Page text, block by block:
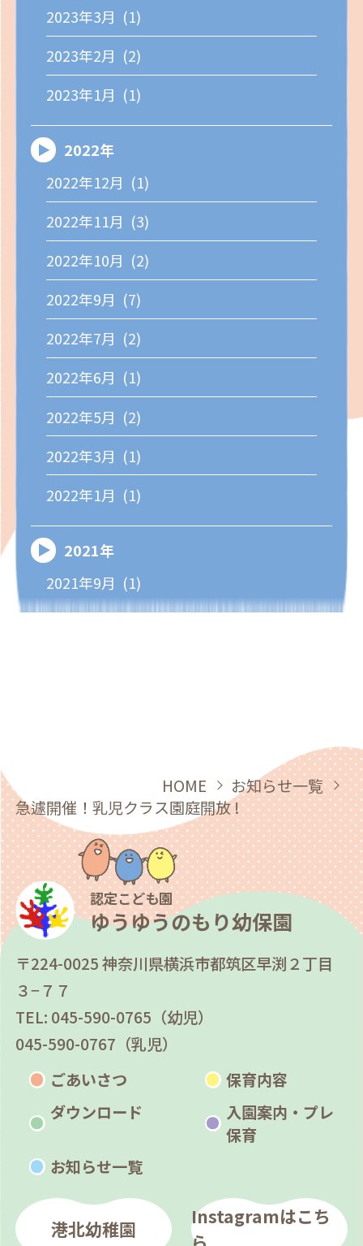
2023年3月 (1)
2023年2月 (2)
2023年1月 (1)
2022年
2022年12月 (1)
2022年11月 (3)
2022年10月 (2)
2022年9月 (7)
2022年7月 (2)
2022年6月 (1)
2022年5月 (2)
2022年3月 (1)
2022年1月 (1)
2021年
2021年9月 (1)
HOME
お知らせ一覧
急遽開催！乳児クラス園庭開放 !
認定こども園
ゆうゆうのもり幼保園
〒224-0025 神奈川県横浜市都筑区早渕２丁目
３−７７
TEL: 045-590-0765（幼児）
045-590-0767（乳児）
ごあいさつ
保育内容
ダウンロード
入園案内・プレ
保育
お知らせ一覧
港北幼稚園
Instagramはこち